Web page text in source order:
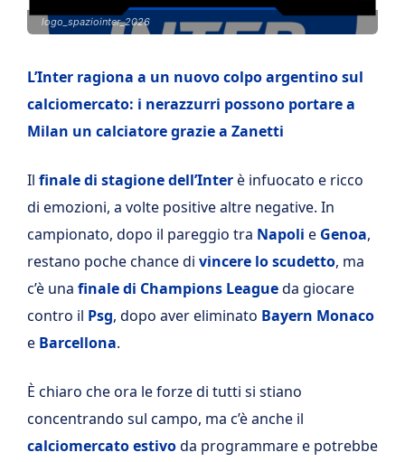
logo_spaziointer_2026
L’Inter ragiona a un nuovo colpo argentino sul
calciomercato: i nerazzurri possono portare a
Milan un calciatore grazie a Zanetti
Il finale di stagione dell’Interè infuocato e ricco
di emozioni, a volte positive altre negative. In
campionato, dopo il pareggio tra Napoli e Genoa,
restano poche chance di vincere lo scudetto, ma
c’è una finale di Champions Leagueda giocare
contro il Psg, dopo aver eliminato Bayern Monaco
e Barcellona.
È chiaro che ora le forze di tutti si stiano
concentrando sul campo, ma c’è anche il
calciomercato estivoda programmare e potrebbe